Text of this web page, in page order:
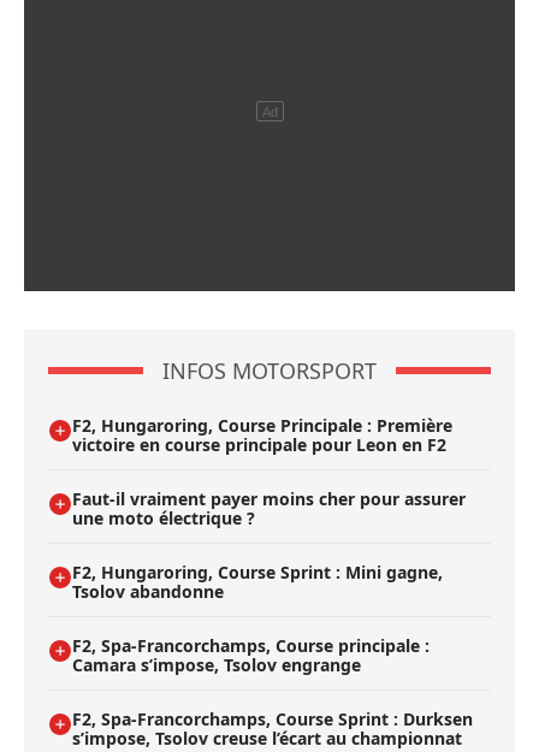
INFOS MOTORSPORT
F2, Hungaroring, Course Principale : Première
victoire en course principale pour Leon en F2
Faut-il vraiment payer moins cher pour assurer
une moto électrique ?
F2, Hungaroring, Course Sprint : Mini gagne,
Tsolov abandonne
F2, Spa-Francorchamps, Course principale :
Camara s’impose, Tsolov engrange
F2, Spa-Francorchamps, Course Sprint : Durksen
s’impose, Tsolov creuse l’écart au championnat